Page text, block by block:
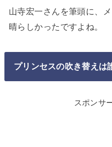
山寺宏一さんを筆頭に、
晴らしかったですよね。
プリンセスの吹き替えは
スポンサ